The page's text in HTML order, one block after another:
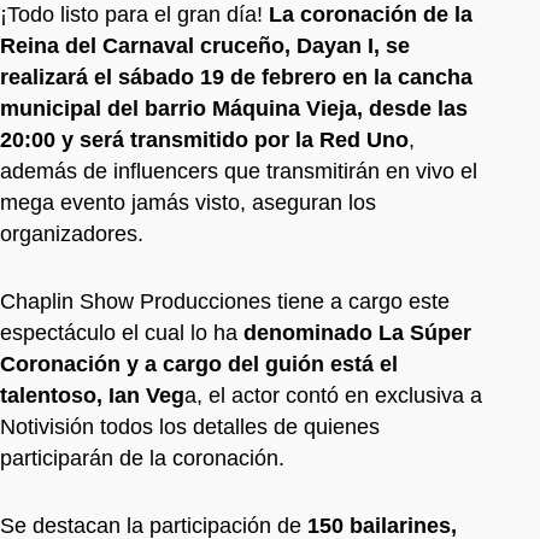
¡Todo listo para el gran día! La coronación de la
Reina del Carnaval cruceño, Dayan I, se
realizará el sábado 19 de febrero en la cancha
municipal del barrio Máquina Vieja, desde las
20:00 y será transmitido por la Red Uno,
además de influencers que transmitirán en vivo el
mega evento jamás visto, aseguran los
organizadores.
Chaplin Show Producciones tiene a cargo este
espectáculo el cual lo ha denominado La Súper
Coronación y a cargo del guión está el
talentoso, Ian Vega, el actor contó en exclusiva a
Notivisión todos los detalles de quienes
participarán de la coronación.
Se destacan la participación de 150 bailarines,